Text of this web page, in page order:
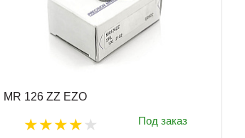
MR 126 ZZ EZO
Под заказ